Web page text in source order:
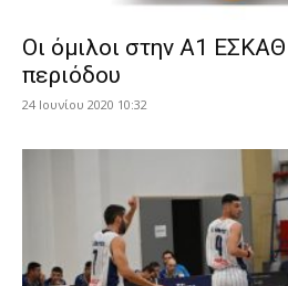
Οι όμιλοι στην Α1
περιόδου
24 Ιουνίου 2020 10:32